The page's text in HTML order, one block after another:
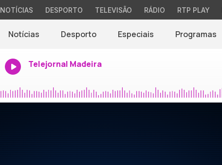
NOTÍCIAS DESPORTO TELEVISÃO RÁDIO RTP PLAY
Notícias Desporto Especiais Programas
Telejornal Madeira